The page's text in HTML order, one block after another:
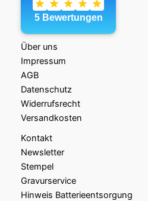
Über uns
Impressum
AGB
Datenschutz
Widerrufsrecht
Versandkosten
Kontakt
Newsletter
Stempel
Gravurservice
Hinweis Batterieentsorgung